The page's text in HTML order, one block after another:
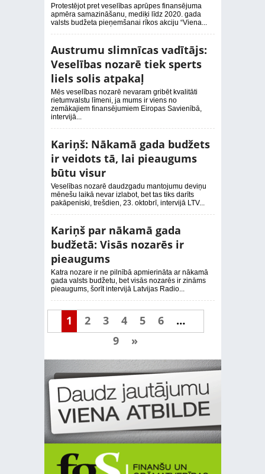
Protestējot pret veselības aprūpes finansējuma
apmēra samazināšanu, mediķi līdz 2020. gada
valsts budžeta pieņemšanai rīkos akciju “Viena...
Austrumu slimnīcas vadītājs:
Veselības nozarē tiek sperts
liels solis atpakaļ
Mēs veselības nozarē nevaram gribēt kvalitāti
rietumvalstu līmeni, ja mums ir viens no
zemākajiem finansējumiem Eiropas Savienībā,
intervijā...
Kariņš: Nākamā gada budžets
ir veidots tā, lai pieaugums
būtu visur
Veselības nozarē daudzgadu mantojumu deviņu
mēnešu laikā nevar izlabot, bet tas tiks darīts
pakāpeniski, trešdien, 23. oktobrī, intervijā LTV...
Kariņš par nākamā gada
budžetā: Visās nozarēs ir
pieaugums
Katra nozare ir ne pilnībā apmierināta ar nākamā
gada valsts budžetu, bet visās nozarēs ir zināms
pieaugums, šorīt intervijā Latvijas Radio...
1 2 3 4 5 6
…
9
»